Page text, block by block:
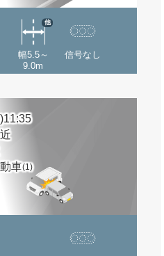
幅5.5～
9.0m
他
信号なし
車(1)